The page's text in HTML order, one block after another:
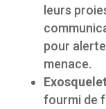
leurs
pour
menace.
fourmi de